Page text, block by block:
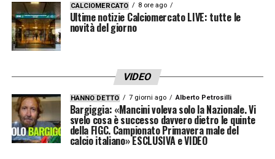
CALCIOMERCATO 8 ore ago
Ultime notizie Calciomercato LIVE: tutte le
novità del giorno
VIDEO
HANNO DETTO 7 giorni ago Alberto Petrosilli
Bargiggia: «Mancini voleva solo la Nazionale. Vi
svelo cosa è successo davvero dietro le quinte
della FIGC. Campionato Primavera male del
calcio italiano» ESCLUSIVA e VIDEO